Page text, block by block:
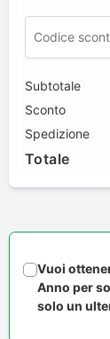
Subtotale
Sconto
Spedizione
Totale
Vuoi
Anno per
solo un